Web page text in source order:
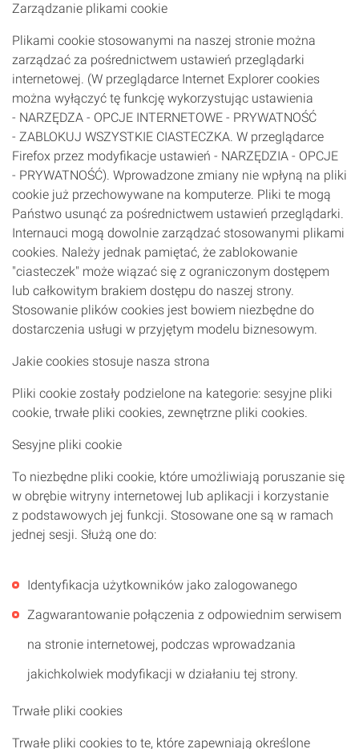
Zarządzanie plikami cookie
Plikami cookie stosowanymi na naszej stronie można
zarządzać za pośrednictwem ustawień przeglądarki
internetowej. (W przeglądarce Internet Explorer cookies
można wyłączyć tę funkcję wykorzystując ustawienia
- NARZĘDZA - OPCJE INTERNETOWE - PRYWATNOŚĆ
- ZABLOKUJ WSZYSTKIE CIASTECZKA. W przeglądarce
Firefox przez modyfikacje ustawień - NARZĘDZIA - OPCJE
- PRYWATNOŚĆ). Wprowadzone zmiany nie wpłyną na pliki
cookie już przechowywane na komputerze. Pliki te mogą
Państwo usunąć za pośrednictwem ustawień przeglądarki.
Internauci mogą dowolnie zarządzać stosowanymi plikami
cookies. Należy jednak pamiętać, że zablokowanie
"ciasteczek" może wiązać się z ograniczonym dostępem
lub całkowitym brakiem dostępu do naszej strony.
Stosowanie plików cookies jest bowiem niezbędne do
dostarczenia usługi w przyjętym modelu biznesowym.
Jakie cookies stosuje nasza strona
Pliki cookie zostały podzielone na kategorie: sesyjne pliki
cookie, trwałe pliki cookies, zewnętrzne pliki cookies.
Sesyjne pliki cookie
To niezbędne pliki cookie, które umożliwiają poruszanie się
w obrębie witryny internetowej lub aplikacji i korzystanie
z podstawowych jej funkcji. Stosowane one są w ramach
jednej sesji. Służą one do:
Identyfikacja użytkowników jako zalogowanego
Zagwarantowanie połączenia z odpowiednim serwisem
na stronie internetowej, podczas wprowadzania
jakichkolwiek modyfikacji w działaniu tej strony.
Trwałe pliki cookies
Trwałe pliki cookies to te, które zapewniają określone